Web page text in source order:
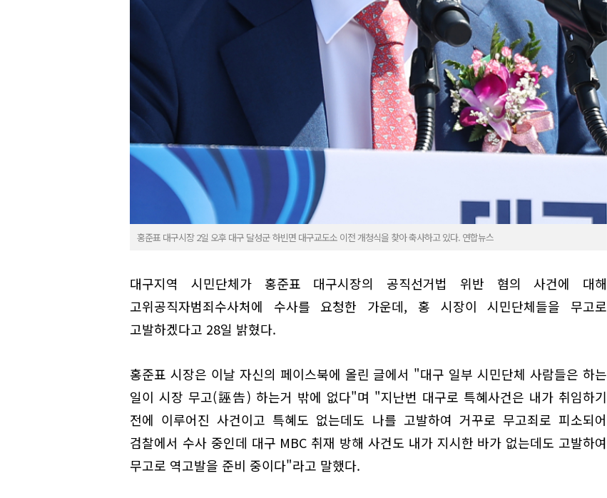
홍준표 대구시장 2일 오후 대구 달성군 하빈면 대구교도소 이전 개청식을 찾아 축사하고 있다. 연합뉴스
대구지역 시민단체가 홍준표 대구시장의 공직선거법 위반 혐의 사건에 대해
고위공직자범죄수사처에 수사를 요청한 가운데, 홍 시장이 시민단체들을 무고로
고발하겠다고 28일 밝혔다.
홍준표 시장은 이날 자신의 페이스북에 올린 글에서 "대구 일부 시민단체 사람들은 하는
일이 시장 무고(誣告) 하는거 밖에 없다"며 "지난번 대구로 특혜사건은 내가 취임하기
전에 이루어진 사건이고 특혜도 없는데도 나를 고발하여 거꾸로 무고죄로 피소되어
검찰에서 수사 중인데 대구 MBC 취재 방해 사건도 내가 지시한 바가 없는데도 고발하여
무고로 역고발을 준비 중이다"라고 말했다.